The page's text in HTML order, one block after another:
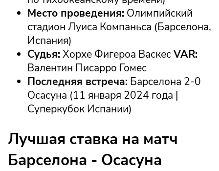
Место проведения: Олимпийский
стадион Луиса Компаньса (Барселона,
Испания)
Судья: Хорхе Фигероа ВаскесVAR:
Валентин Писарро Гомес
Последняя встреча: Барселона 2-0
Осасуна (11 января 2024 года |
Суперкубок Испании)
Лучшая ставка на матч
Барселона - Осасуна